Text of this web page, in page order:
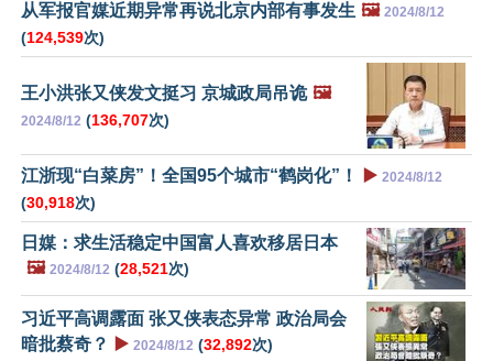
从军报官媒近期异常再说北京内部有事发生 🖼️ 2024/8/12
(124,539次)
王小洪张又侠发文挺习 京城政局吊诡 🖼️
2024/8/12 (136,707次)
江浙现“白菜房”！全国95个城市“鹤岗化”！ ▶️ 2024/8/12
(30,918次)
日媒：求生活稳定中国富人喜欢移居日本
🖼️ 2024/8/12 (28,521次)
习近平高调露面 张又侠表态异常 政治局会
暗批蔡奇？
▶️ 2024/8/12 (32,892次)